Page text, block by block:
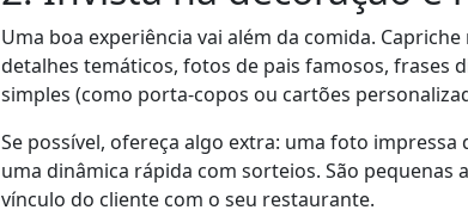
Uma boa experiência vai além da comida. Capriche
detalhes temáticos, fotos de pais famosos, frases
simples (como porta-copos ou cartões
Se possível, ofereça algo extra: uma foto
uma dinâmica rápida com sorteios. São
vínculo do cliente com o seu restaurante.